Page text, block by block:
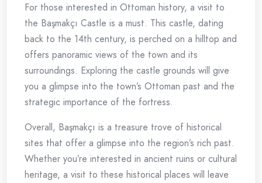
For those interested in Ottoman history, a visit to
the Başmakçı Castle is a must. This castle, dating
back to the 14th century, is perched on a hilltop and
offers panoramic views of the town and its
surroundings. Exploring the castle grounds will give
you a glimpse into the town’s Ottoman past and the
strategic importance of the fortress.
Overall, Başmakçı is a treasure trove of historical
sites that offer a glimpse into the region’s rich past.
Whether you’re interested in ancient ruins or cultural
heritage, a visit to these historical places will leave